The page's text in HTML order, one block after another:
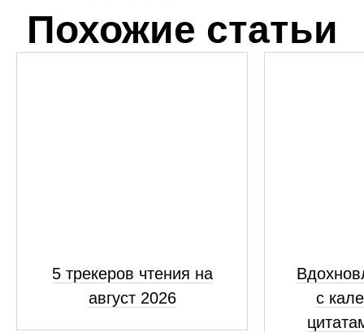
Похожие статьи
5 трекеров чтения на
август 2026
с